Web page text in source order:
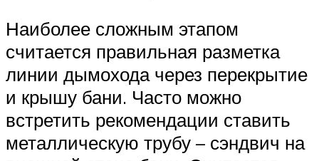
Наиболее сложным этапом
считается правильная разметка
линии дымохода через перекрытие
и крышу бани. Часто можно
встретить рекомендации ставить
металлическую трубу – сэндвич на